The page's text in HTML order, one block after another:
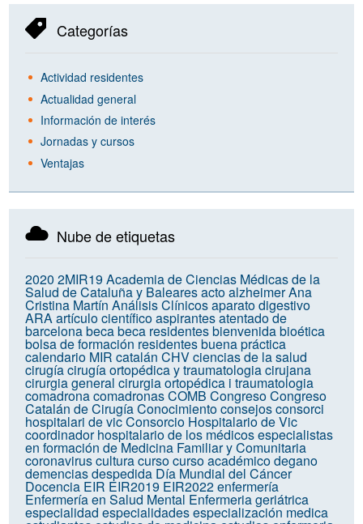
Categorías
Actividad residentes
Actualidad general
Información de interés
Jornadas y cursos
Ventajas
Nube de etiquetas
2020 2MIR19 Academia de Ciencias Médicas de la
Salud de Cataluña y BalearesactoalzheimerAna
Cristina Martín Análisis Clínicosaparato digestivo
ARAartículo científicoaspirantesatentado de
barcelonabecabeca residentesbienvenidabioética
bolsa de formación residentesbuena práctica
calendario MIR catalán CHVciencias de la salud
cirugíacirugía ortopédica y traumatologiacirujana
cirurgia general cirurgia ortopédica i traumatologia
comadronacomadronasCOMB CongresoCongreso
Catalán de CirugíaConocimientoconsejosconsorci
hospitalari de vicConsorcio Hospitalario de Vic
coordinador hospitalario de los médicos especialistas
en formación de Medicina Familiar y Comunitaria
coronavirusculturacursocurso académicodegano
demenciasdespedida Día Mundial del Cáncer
Docencia EIR EIR2019 EIR2022enfermería
Enfermería en Salud Mental Enfermeria geriátrica
especialidad especialidadesespecialización medica